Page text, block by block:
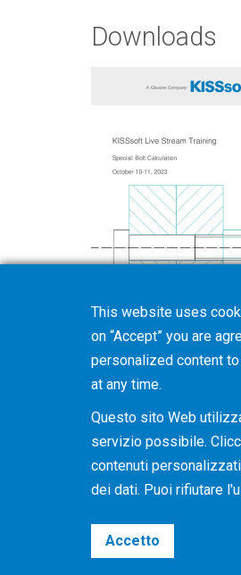
Downloads
Training Program
©2026 Gleason Corporation
This website uses
on “Accept” you are
personalized content
at any time.
Questo sito Web
servizio possibile.
contenuti
dei dati. Puoi rifiutare
Accetto